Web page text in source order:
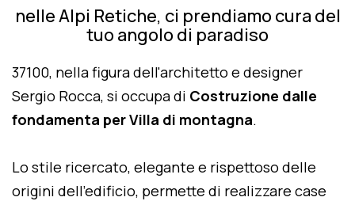
nelle Alpi Retiche, ci prendiamo cura del
tuo angolo di paradiso
37100, nella figura dell'architetto e designer
Sergio Rocca, si occupa di Costruzione dalle
fondamenta per Villa di montagna.
Lo stile ricercato, elegante e rispettoso delle
origini dell'edificio, permette di realizzare case